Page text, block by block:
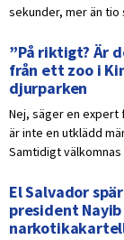
sekunder, mer än
”På riktigt? Är
från ett zoo i
djurparken
Nej, säger en
är inte en utklädd
Samtidigt
El Salvador
president